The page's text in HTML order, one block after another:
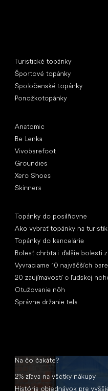
Turistické topánky
Športové topánky
Spoločenské topánky
Ponožkotopánky
Anatomic
Be Lenka
Vivobarefoot
Groundies
Xero Shoes
Skinners
Topánky do posilňovne
Ako vybrať topánky na
Topánky do kancelárie
Bolesť chrbta i ďalšie bolesti
Vyvraciame 10 najväčších
20 zaujímavostí o ľudskej
Otužovanie nôh
Správne držanie tela
Na čo čakáte?
2% zľava na všetky nákupy
História objednávok pre